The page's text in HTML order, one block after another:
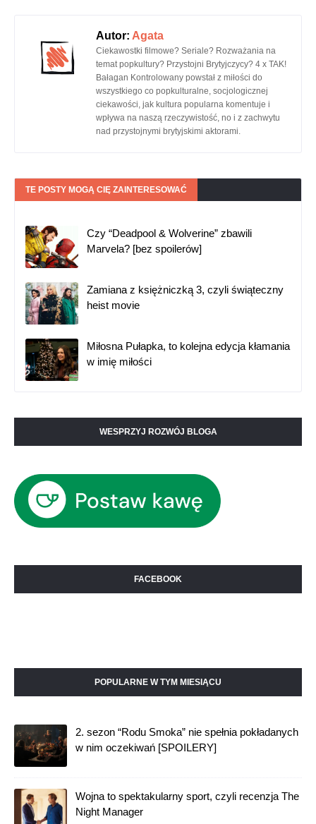
Autor: Agata
Ciekawostki filmowe? Seriale? Rozważania na
temat popkultury? Przystojni Brytyjczycy? 4 x TAK!
Bałagan Kontrolowany powstał z miłości do
wszystkiego co popkulturalne, socjologicznej
ciekawości, jak kultura popularna komentuje i
wpływa na naszą rzeczywistość, no i z zachwytu
nad przystojnymi brytyjskimi aktorami.
TE POSTY MOGĄ CIĘ ZAINTERESOWAĆ
Czy “Deadpool & Wolverine” zbawili
Marvela? [bez spoilerów]
Zamiana z księżniczką 3, czyli świąteczny
heist movie
Miłosna Pułapka, to kolejna edycja kłamania
w imię miłości
WESPRZYJ ROZWÓJ BLOGA
FACEBOOK
POPULARNE W TYM MIESIĄCU
2. sezon “Rodu Smoka” nie spełnia pokładanych
w nim oczekiwań [SPOILERY]
Wojna to spektakularny sport, czyli recenzja The
Night Manager